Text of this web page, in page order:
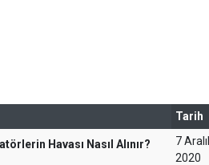
Tarih
Havası Nasıl Alınır?
7
2020